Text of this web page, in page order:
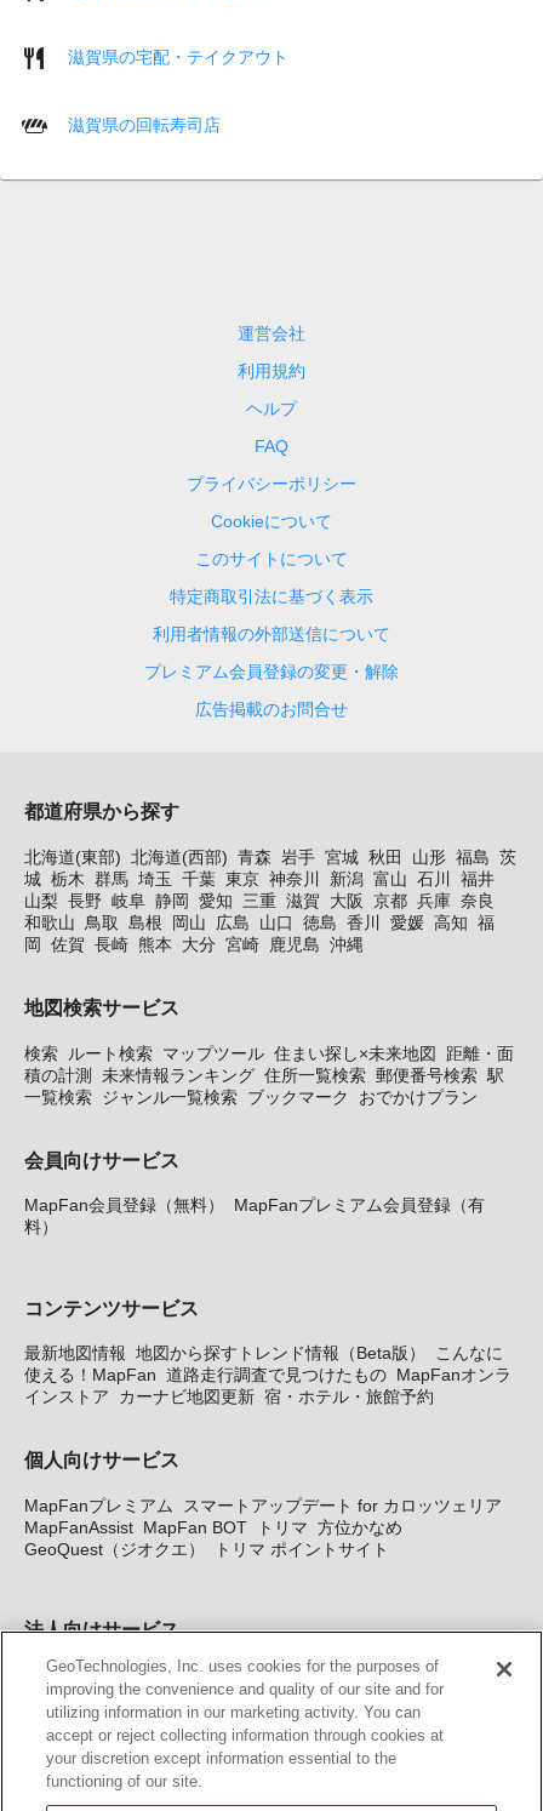
滋賀県の宅配・テイクアウト
滋賀県の回転寿司店
運営会社
利用規約
ヘルプ
FAQ
プライバシーポリシー
Cookieについて
このサイトについて
特定商取引法に基づく表示
利用者情報の外部送信について
プレミアム会員登録の変更・解除
広告掲載のお問合せ
都道府県から探す
北海道(東部) 北海道(西部) 青森 岩手 宮城 秋田 山形 福島 茨
城 栃木 群馬 埼玉 千葉 東京 神奈川 新潟 富山 石川
福井
山梨 長野 岐阜 静岡 愛知 三重 滋賀 大阪 京都 兵庫 奈良
和歌山
鳥取 島根 岡山 広島 山口 徳島 香川 愛媛 高知 福
岡
佐賀 長崎 熊本 大分 宮崎 鹿児島 沖縄
地図検索サービス
検索 ルート検索 マップツール 住まい探し×未来地図
距離・面
積の計測 未来情報ランキング 住所一覧検索 郵便番号検索 駅
一覧検索 ジャンル一覧検索 ブックマーク おでかけプラン
会員向けサービス
MapFan会員登録（無料）
MapFanプレミアム会員登録（有
料）
コンテンツサービス
最新地図情報 地図から探すトレンド情報（Beta版）
こんなに
使える！MapFan 道路走行調査で見つけたもの MapFanオンラ
インストア
カーナビ地図更新 宿・ホテル・旅館予約
個人向けサービス
MapFanプレミアム
スマートアップデート for カロッツェリア
MapFanAssist MapFan BOT トリマ 方位かなめ
GeoQuest（ジオクエ）
トリマ ポイントサイト
法人向けサービス
法人向け地図・位置情報サービス WEBサイト・システム向け地
図API Windows PC向け地図開発キット MapFan DB 住所確認
サービス
MAP WORLD+ トリマ広告 Geo-Research
カーナビ地図更新サービス
GeoTechnologies, Inc. uses cookies for the purposes of
improving the convenience and quality of our site and for
utilizing information in our marketing activity. You can
accept or reject collecting information through cookies at
your discretion except information essential to the
functioning of our site.